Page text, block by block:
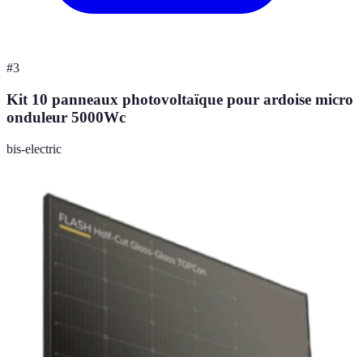
#3
Kit 10 panneaux photovoltaïque pour ardoise micro
onduleur 5000Wc
bis-electric